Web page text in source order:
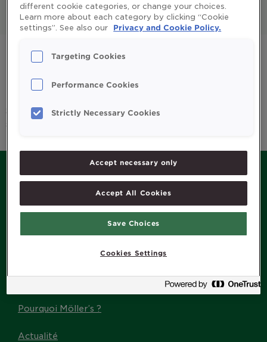
All Enfants et parents
Huile de foie de morue
Système immunitaire
Sorry, we couldn't find any posts. Please try a different
search.
MENU
Pourquoi Möller’s ?
Actualité
different cookie categories, or change your choices.
Learn more about each category by clicking “Cookie
settings”. See also our
Privacy and Cookie Policy.
Targeting Cookies
Performance Cookies
Strictly Necessary Cookies
Accept necessary only
Accept All Cookies
Save Choices
Cookies Settings